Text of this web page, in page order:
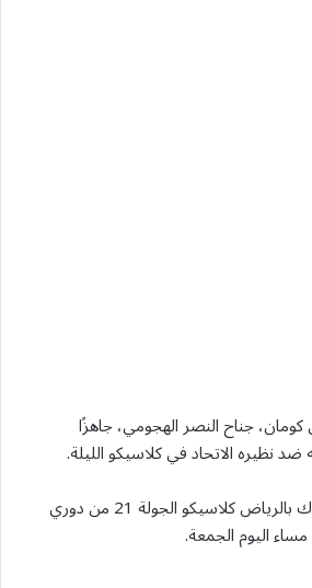
جناح النصر الهجومي، جاهزًا
نظيره الاتحاد في كلاسيكو الليلة.
ويحتضن ملعب الأول بارك بالرياض كلاسيكو الجولة 21 من دوري
اليوم الجمعة.